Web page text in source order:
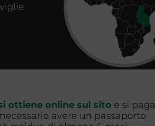
ottiene online sul sito e si
avere un passaporto